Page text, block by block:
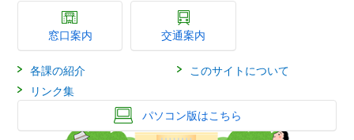
窓口案内 交通案内
各課の紹介
このサイトについて
リンク集
パソコン版はこちら